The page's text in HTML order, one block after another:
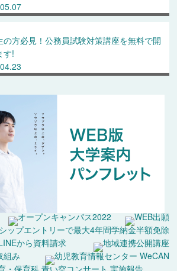
の方必見！公務員試験対策講座を無料で開
す!